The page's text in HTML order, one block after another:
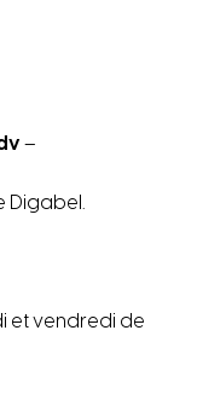
–
Digabel.
et vendredi de